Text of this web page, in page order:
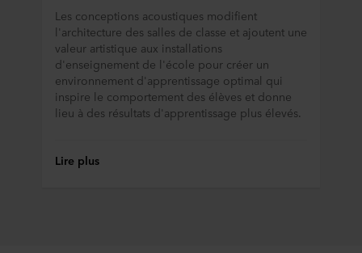
Les conceptions acoustiques modifient
l'architecture des salles de classe et ajoutent une
valeur artistique aux installations
d'enseignement de l'école pour créer un
environnement d'apprentissage optimal qui
inspire le comportement des élèves et donne
lieu à des résultats d'apprentissage plus élevés.
Lire plus